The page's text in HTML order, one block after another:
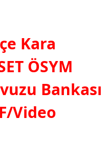
Kara
ÖSYM
Bankası
Video